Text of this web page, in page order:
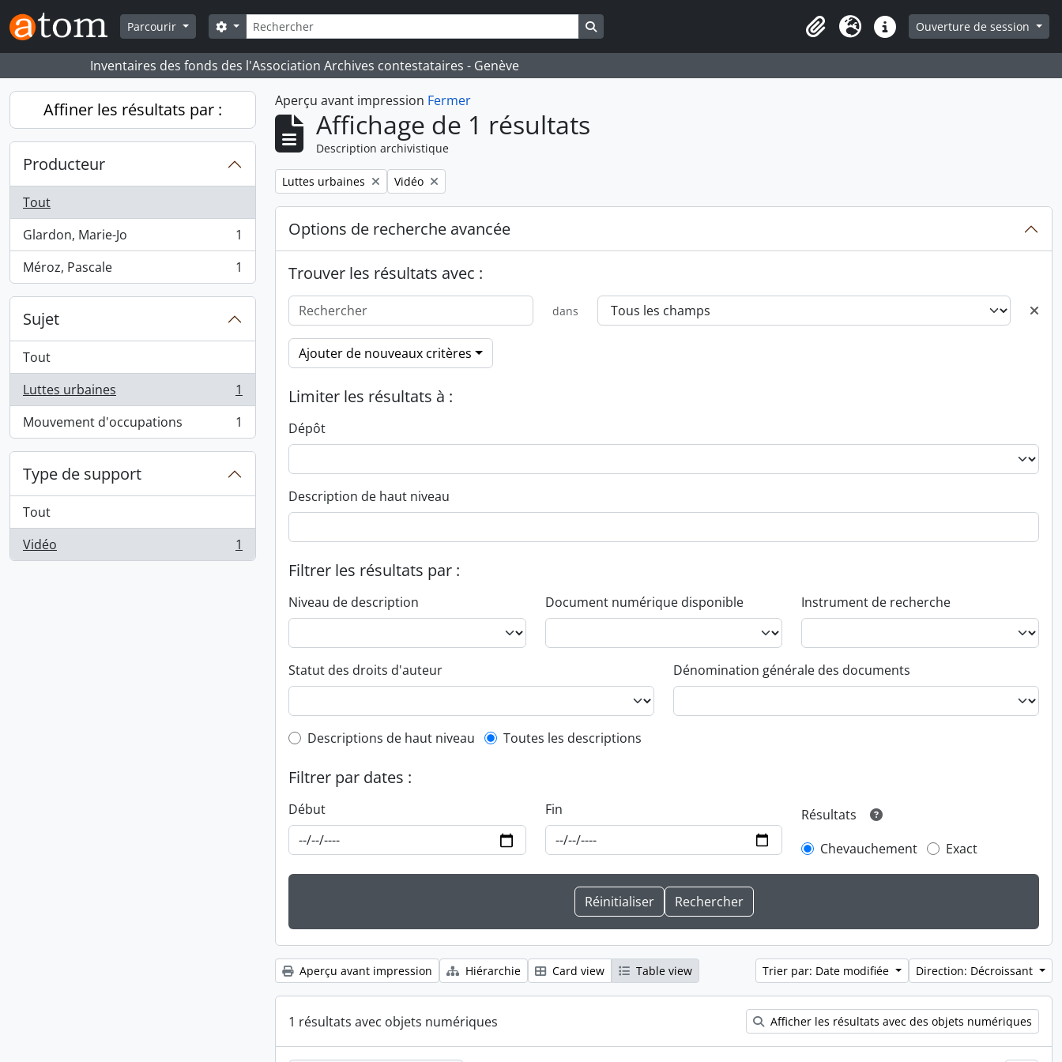
Skip to main content
Parcourir
Rechercher
Search options
Presse-papier
LangueLiens rapidesOuverture de session
Inventaires des fonds des l'Association Archives contestataires - Genève
Affiner les résultats par :
Producteur
Tout
Glardon, Marie-Jo
, 1 résultats
1
Méroz, Pascale
, 1 résultats 1
Sujet
Tout
Luttes urbaines
, 1 résultats
1
Mouvement d'occupations
, 1 résultats 1
Type de support
Tout
Vidéo
, 1 résultats 1
Aperçu avant impression Fermer
Affichage de 1 résultats
Description archivistique
Remove filter:
Luttes urbaines Remove filter:
Vidéo
Options de recherche avancée
Trouver les résultats avec :
dans
Ajouter de nouveaux critères
Limiter les résultats à :
Dépôt
Description de haut niveau
Filtrer les résultats par :
Niveau de description Document numérique disponible Instrument de recherche
Statut des droits d'auteur Dénomination générale des documents
Top-level description filter
Descriptions de haut niveau Toutes les descriptions
Filtrer par dates :
Début Fin
Résultats
Chevauchement
Exact
Aperçu avant impression Hiérarchie Card view Table view Trier par: Date modifiée Direction: Décroissant
1 résultats avec objets numériques Afficher les résultats avec des objets numériques